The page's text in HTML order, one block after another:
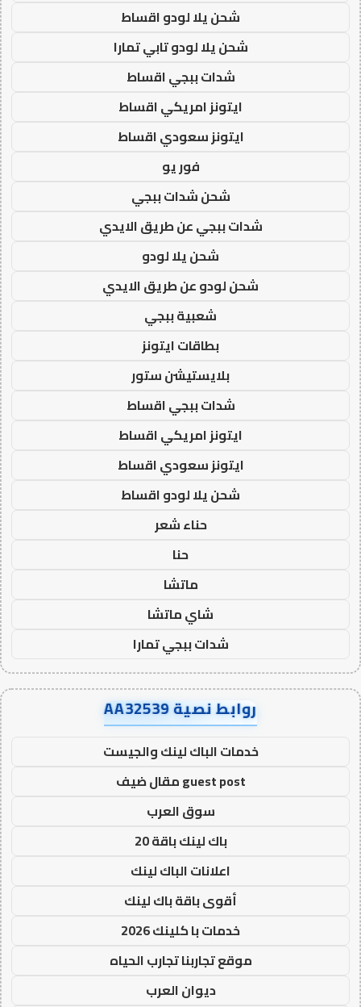
شحن يلا لودو اقساط
شحن يلا لودو تابي تمارا
شدات ببجي اقساط
ايتونز امريكي اقساط
ايتونز سعودي اقساط
فور يو
شحن شدات ببجي
شدات ببجي عن طريق الايدي
شحن يلا لودو
شحن لودو عن طريق الايدي
شعبية ببجي
بطاقات ايتونز
بلايستيشن ستور
شدات ببجي اقساط
ايتونز امريكي اقساط
ايتونز سعودي اقساط
شحن يلا لودو اقساط
حناء شعر
حنا
ماتشا
شاي ماتشا
شدات ببجي تمارا
روابط نصية AA32539
خدمات الباك لينك والجيست
guest post مقال ضيف
سوق العرب
باك لينك باقة 20
اعلانات الباك لينك
أقوى باقة باك لينك
خدمات با كلينك 2026
موقع تجاربنا تجارب الحياه
ديوان العرب